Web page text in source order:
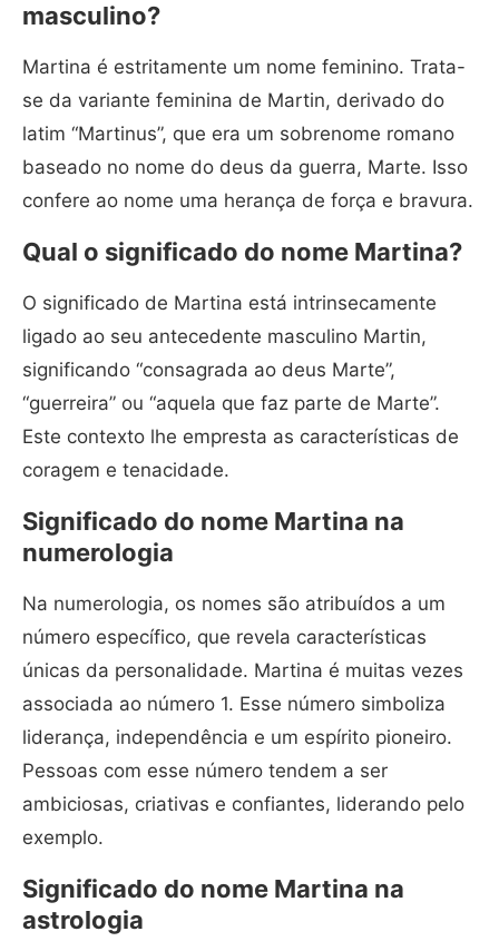
masculino?
Martina é estritamente um nome feminino. Trata-
se da variante feminina de Martin, derivado do
latim “Martinus”, que era um sobrenome romano
baseado no nome do deus da guerra, Marte. Isso
confere ao nome uma herança de força e bravura.
Qual o significado do nome Martina?
O significado de Martina está intrinsecamente
ligado ao seu antecedente masculino Martin,
significando “consagrada ao deus Marte”,
“guerreira” ou “aquela que faz parte de Marte”.
Este contexto lhe empresta as características de
coragem e tenacidade.
Significado do nome Martina na
numerologia
Na numerologia, os nomes são atribuídos a um
número específico, que revela características
únicas da personalidade. Martina é muitas vezes
associada ao número 1. Esse número simboliza
liderança, independência e um espírito pioneiro.
Pessoas com esse número tendem a ser
ambiciosas, criativas e confiantes, liderando pelo
exemplo.
Significado do nome Martina na
astrologia